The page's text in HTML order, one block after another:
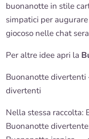
buonanotte in stile
simpatici per
giocoso nelle chat
Per altre idee apri la
Buonanotte divertenti ·
divertenti
Nella stessa raccolta:
Buonanotte